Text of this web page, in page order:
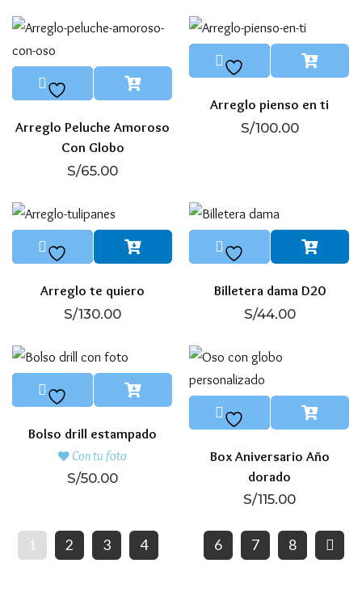
Arreglo Peluche Amoroso
Con Globo
S/65.00
Arreglo pienso en ti
S/100.00
Arreglo te quiero
S/130.00
Billetera dama D20
S/44.00
Bolso drill estampado
Con tu foto
S/50.00
Box Aniversario Año
dorado
S/115.00
1 2 3 4 6 7 8